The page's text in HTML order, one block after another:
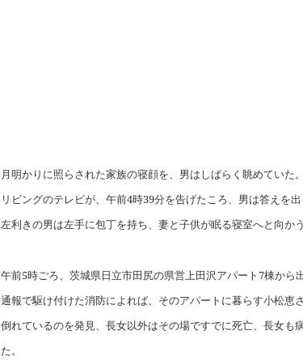
月明かりに照らされた家族の寝顔を、男はしばらく眺めていた。
リビングのテレビが、午前4時39分を告げたころ、男は答えを出
左利きの男は左手に包丁を持ち、妻と子供が眠る寝室へと向かう
午前5時ごろ、茨城県日立市田尻の県営上田沢アパート7棟から出
通報で駆け付けた消防によれば、そのアパートに暮らす小松恵
倒れているのを発見、長女以外はその場ですでに死亡、長女も
た。